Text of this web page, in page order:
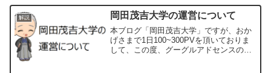
解説 岡田茂吉大学の運営について
本ブログ「岡田茂吉大学」ですが、おか
げさまで1日100~300PVを頂いておりま
して、この度、グーグルアドセンスの承